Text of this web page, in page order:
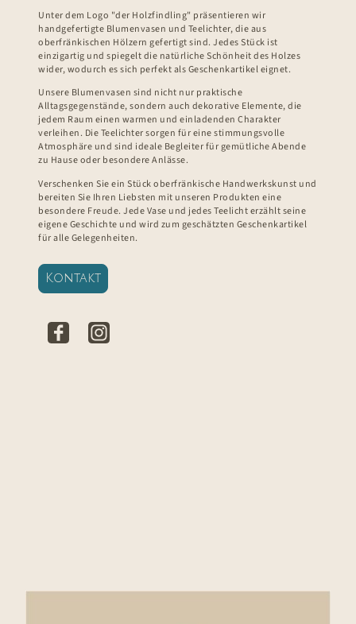
Unter dem Logo "der Holzfindling" präsentieren wir
handgefertigte Blumenvasen und Teelichter, die aus
oberfränkischen Hölzern gefertigt sind. Jedes Stück ist
einzigartig und spiegelt die natürliche Schönheit des Holzes
wider, wodurch es sich perfekt als Geschenkartikel eignet.
Unsere Blumenvasen sind nicht nur praktische
Alltagsgegenstände, sondern auch dekorative Elemente, die
jedem Raum einen warmen und einladenden Charakter
verleihen. Die Teelichter sorgen für eine stimmungsvolle
Atmosphäre und sind ideale Begleiter für gemütliche Abende
zu Hause oder besondere Anlässe.
Verschenken Sie ein Stück oberfränkische Handwerkskunst und
bereiten Sie Ihren Liebsten mit unseren Produkten eine
besondere Freude. Jede Vase und jedes Teelicht erzählt seine
eigene Geschichte und wird zum geschätzten Geschenkartikel
für alle Gelegenheiten.
Kontakt